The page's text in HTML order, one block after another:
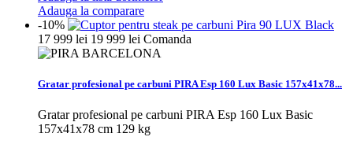
Adauga la comparare
-10%
17 999 lei 19 999 lei Comanda
Gratar profesional pe carbuni PIRA Esp 160 Lux Basic 157x41x78...
Gratar profesional pe carbuni PIRA Esp 160 Lux Basic
157x41x78 cm 129 kg